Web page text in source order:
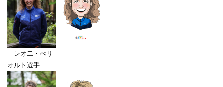
レオ二・ぺリ
オルト選手